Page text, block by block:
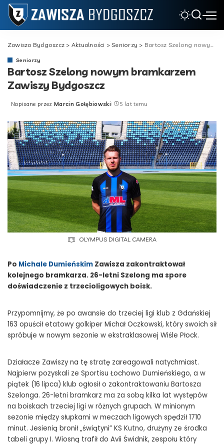
Zawisza Bydgoszcz > Aktualności >Seniorzy > Bartosz Szelong nowym bramkarzem Zawiszy Bydgoszcz
Seniorzy
Bartosz Szelong nowym bramkarzem
Zawiszy Bydgoszcz
Posted
Napisane przez Marcin Gołębiowski 5 lat temu
OLYMPUS DIGITAL CAMERA
Po Michale Dumieńskim Zawisza zakontraktował
kolejnego bramkarza. 26-letni Szelong ma spore
doświadczenie z trzecioligowych boisk.
Przypomnijmy, że po awansie do trzeciej ligi klub z Gdańskiej
163 opuścił etatowy golkiper Michał Oczkowski, który swoich sił
spróbuje w nowym sezonie w ekstraklasowej Wiśle Płock.
Działacze Zawiszy na tę stratę zareagowali natychmiast.
Najpierw pozyskali ze Sportisu Łochowo Dumieńskiego, a w
piątek (16 lipca) klub ogłosił o zakontraktowaniu Bartosza
Szelonga. 26-letni bramkarz ma za sobą kilka lat występów
na boiskach trzeciej ligi w różnych grupach. W minionym
sezonie między słupkami w meczach ligowych spędził 1710
minut. Jesienią bronił „świątyni” KS Kutno, drużyny ze środka
tabeli grupy I. Wiosną trafił do Avii Świdnik, zespołu który